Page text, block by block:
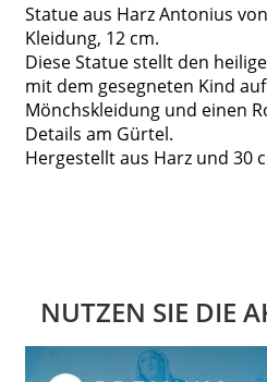
Statue aus Harz Antonius
Kleidung, 12 cm.
Diese Statue stellt den
mit dem gesegneten Kind
Mönchskleidung und einen
Details am Gürtel.
Hergestellt aus Harz und 30
NUTZEN SIE DIE